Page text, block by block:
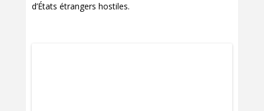
d’États étrangers hostiles.